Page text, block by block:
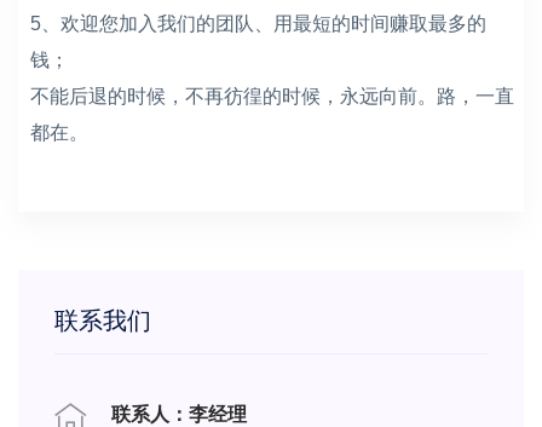
5、欢迎您加入我们的团队、用最短的时间赚取最多的
钱；
不能后退的时候，不再彷徨的时候，永远向前。路，一直
都在。
联系我们
联系人：李经理